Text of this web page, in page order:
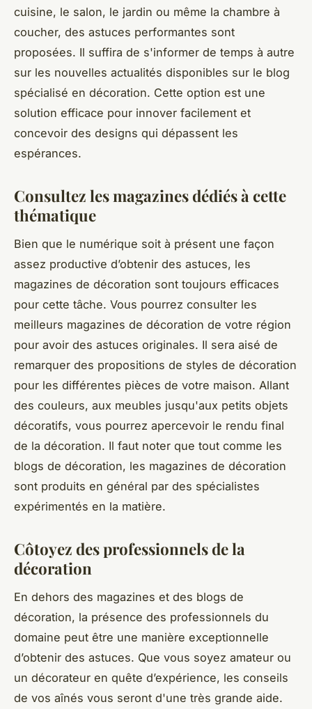
cuisine, le salon, le jardin ou même la chambre à
coucher, des astuces performantes sont
proposées. Il suffira de s'informer de temps à autre
sur les nouvelles actualités disponibles sur le blog
spécialisé en décoration. Cette option est une
solution efficace pour innover facilement et
concevoir des designs qui dépassent les
espérances.
Consultez les magazines dédiés à cette
thématique
Bien que le numérique soit à présent une façon
assez productive d’obtenir des astuces, les
magazines de décoration sont toujours efficaces
pour cette tâche. Vous pourrez consulter les
meilleurs magazines de décoration de votre région
pour avoir des astuces originales. Il sera aisé de
remarquer des propositions de styles de décoration
pour les différentes pièces de votre maison. Allant
des couleurs, aux meubles jusqu'aux petits objets
décoratifs, vous pourrez apercevoir le rendu final
de la décoration. Il faut noter que tout comme les
blogs de décoration, les magazines de décoration
sont produits en général par des spécialistes
expérimentés en la matière.
Côtoyez des professionnels de la
décoration
En dehors des magazines et des blogs de
décoration, la présence des professionnels du
domaine peut être une manière exceptionnelle
d’obtenir des astuces. Que vous soyez amateur ou
un décorateur en quête d’expérience, les conseils
de vos aînés vous seront d'une très grande aide.